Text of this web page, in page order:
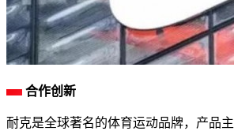
合作创新
耐克是全球著名的体育运动品牌，产品